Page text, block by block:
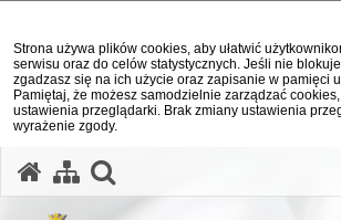
Strona używa plików cookies, aby ułatwić
serwisu oraz do celów statystycznych. Jeśli nie
zgadzasz się na ich użycie oraz zapisanie w pamięci
Pamiętaj, że możesz samodzielnie zarządzać
ustawienia przeglądarki. Brak zmiany ustawienia
wyrażenie zgody.